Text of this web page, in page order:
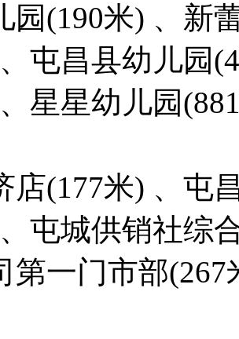
园(190米) 、新
屯昌县幼儿园
星星幼儿园
店(177米) 、屯
屯城供销社综
第一门市部